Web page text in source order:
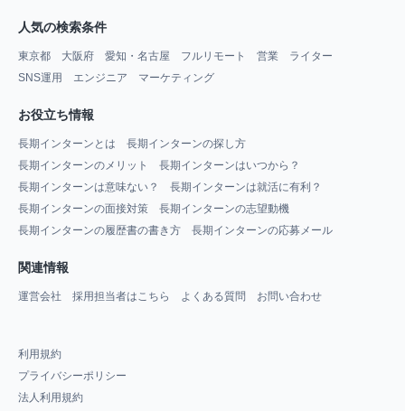
人気の検索条件
東京都 大阪府 愛知・名古屋 フルリモート 営業
ライター
SNS運用
エンジニア マーケティング
お役立ち情報
長期インターンとは
長期インターンの探し方
長期インターンのメリット
長期インターンはいつから？
長期インターンは意味ない？
長期インターンは就活に有利？
長期インターンの面接対策
長期インターンの志望動機
長期インターンの履歴書の書き方
長期インターンの応募メール
関連情報
運営会社 採用担当者はこちら よくある質問 お問い合わせ
利用規約
プライバシーポリシー
法人利用規約